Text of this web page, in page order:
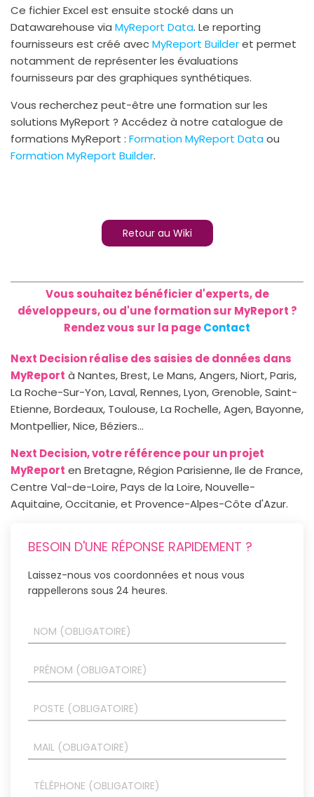
Ce fichier Excel est ensuite stocké dans un
Datawarehouse via MyReport Data. Le reporting
fournisseurs est créé avecMyReport Builderet permet
notamment de représenter les évaluations
fournisseurs par des graphiques synthétiques.
Vous recherchez peut-être une formation sur les
solutions MyReport ? Accédez à notre catalogue de
formations MyReport : Formation MyReport Dataou
Formation MyReport Builder.
Retour au Wiki
Vous souhaitez bénéficier d'experts, de
développeurs, ou d'une formation sur MyReport ?
Rendez vous sur la pageContact
Next Decision réalise des saisies de données dans
MyReport à Nantes, Brest, Le Mans, Angers, Niort, Paris,
La Roche-Sur-Yon, Laval, Rennes, Lyon, Grenoble, Saint-
Etienne, Bordeaux, Toulouse, La Rochelle, Agen, Bayonne,
Montpellier, Nice, Béziers...
Next Decision, votre référence pour un projet
MyReport en Bretagne, Région Parisienne, Ile de France,
Centre Val-de-Loire, Pays de la Loire, Nouvelle-
Aquitaine, Occitanie, et Provence-Alpes-Côte d'Azur.
BESOIN D'UNE RÉPONSE RAPIDEMENT ?
Laissez-nous vos coordonnées et nous vous
rappellerons sous 24 heures.